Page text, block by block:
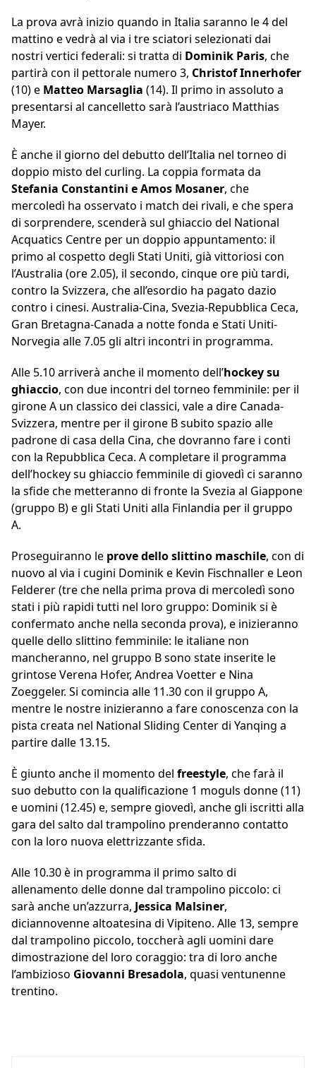
La prova avrà inizio quando in Italia saranno le 4 del
mattino e vedrà al via i tre sciatori selezionati dai
nostri vertici federali: si tratta di Dominik Paris, che
partirà con il pettorale numero 3, Christof Innerhofer
(10) e Matteo Marsaglia (14). Il primo in assoluto a
presentarsi al cancelletto sarà l’austriaco Matthias
Mayer.
È anche il giorno del debutto dell’Italia nel torneo di
doppio misto del curling. La coppia formata da
Stefania Constantini e Amos Mosaner, che
mercoledì ha osservato i match dei rivali, e che spera
di sorprendere, scenderà sul ghiaccio del National
Acquatics Centre per un doppio appuntamento: il
primo al cospetto degli Stati Uniti, già vittoriosi con
l’Australia (ore 2.05), il secondo, cinque ore più tardi,
contro la Svizzera, che all’esordio ha pagato dazio
contro i cinesi. Australia-Cina, Svezia-Repubblica Ceca,
Gran Bretagna-Canada a notte fonda e Stati Uniti-
Norvegia alle 7.05 gli altri incontri in programma.
Alle 5.10 arriverà anche il momento dell’hockey su
ghiaccio, con due incontri del torneo femminile: per il
girone A un classico dei classici, vale a dire Canada-
Svizzera, mentre per il girone B subito spazio alle
padrone di casa della Cina, che dovranno fare i conti
con la Repubblica Ceca. A completare il programma
dell’hockey su ghiaccio femminile di giovedì ci saranno
la sfide che metteranno di fronte la Svezia al Giappone
(gruppo B) e gli Stati Uniti alla Finlandia per il gruppo
A.
Proseguiranno le prove dello slittino maschile, con di
nuovo al via i cugini Dominik e Kevin Fischnaller e Leon
Felderer (tre che nella prima prova di mercoledì sono
stati i più rapidi tutti nel loro gruppo: Dominik si è
confermato anche nella seconda prova), e inizieranno
quelle dello slittino femminile: le italiane non
mancheranno, nel gruppo B sono state inserite le
grintose Verena Hofer, Andrea Voetter e Nina
Zoeggeler. Si comincia alle 11.30 con il gruppo A,
mentre le nostre inizieranno a fare conoscenza con la
pista creata nel National Sliding Center di Yanqing a
partire dalle 13.15.
È giunto anche il momento del freestyle, che farà il
suo debutto con la qualificazione 1 moguls donne (11)
e uomini (12.45) e, sempre giovedì, anche gli iscritti alla
gara del salto dal trampolino prenderanno contatto
con la loro nuova elettrizzante sfida.
Alle 10.30 è in programma il primo salto di
allenamento delle donne dal trampolino piccolo: ci
sarà anche un’azzurra, Jessica Malsiner,
diciannovenne altoatesina di Vipiteno. Alle 13, sempre
dal trampolino piccolo, toccherà agli uomini dare
dimostrazione del loro coraggio: tra di loro anche
l’ambizioso Giovanni Bresadola, quasi ventunenne
trentino.